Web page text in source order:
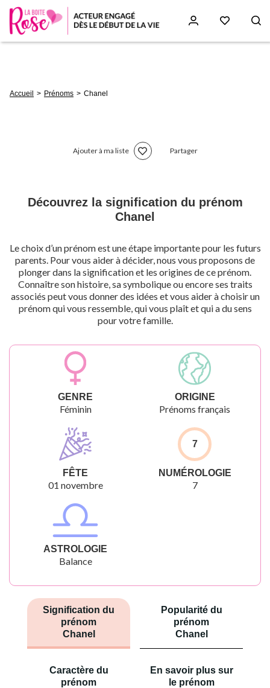
d'Ariane
Accueil Prénoms Chanel
Ajouter à ma liste Partager
Découvrez la signification du prénom
Chanel
Le choix d’un prénom est une étape importante pour les futurs
parents. Pour vous aider à décider, nous vous proposons de
plonger dans la signification et les origines de ce prénom.
Connaître son histoire, sa symbolique ou encore ses traits
associés peut vous donner des idées et vous aider à choisir un
prénom qui vous ressemble, qui vous plaît et qui a du sens
pour votre famille.
GENRE
Féminin
ORIGINE
Prénoms français
FÊTE
01 novembre
7
NUMÉROLOGIE
7
ASTROLOGIE
Balance
Signification du
prénom
Chanel
Popularité du
prénom
Chanel
Caractère du
prénom
En savoir plus sur
le prénom